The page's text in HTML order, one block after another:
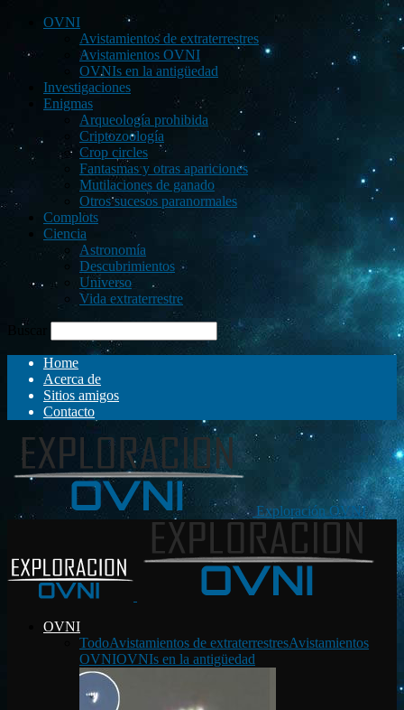
OVNI
Avistamientos de extraterrestres
Avistamientos OVNI
OVNIs en la antigüedad
Investigaciones
Enigmas
Arqueología prohibida
Criptozoología
Crop circles
Fantasmas y otras apariciones
Mutilaciones de ganado
Otros sucesos paranormales
Complots
Ciencia
Astronomía
Descubrimientos
Universo
Vida extraterrestre
Buscar
Home
Acerca de
Sitios amigos
Contacto
Exploración OVNI
OVNI
TodoAvistamientos de extraterrestresAvistamientos
OVNIOVNIs en la antigüedad